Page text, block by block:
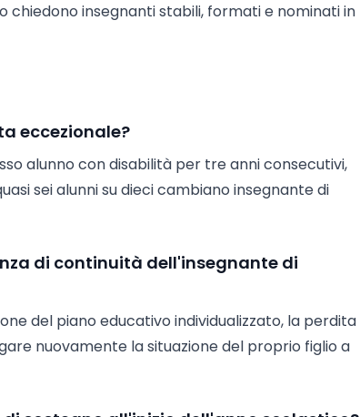
insegnanti stabili, formati e nominati in
eccezionale?
alunno con disabilità per tre anni consecutivi,
sei alunni su dieci cambiano insegnante di
di continuità dell'insegnante di
del piano educativo individualizzato, la perdita
nuovamente la situazione del proprio figlio a